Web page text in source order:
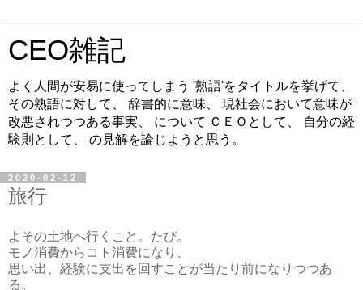
CEO雑記
よく人間が安易に使ってしまう '熟語'をタイトルを挙げて、
その熟語に対して、 辞書的に意味、 現社会において意味が
改悪されつつある事実、 について ＣＥＯとして、 自分の経
験則として、 の見解を論じようと思う。
2020-02-12
旅行
よその土地へ行くこと。たび。
モノ消費からコト消費になり、
思い出、経験に支出を回すことが当たり前になりつつあ
る。